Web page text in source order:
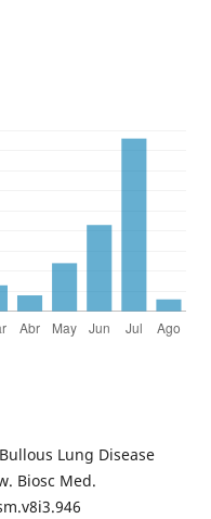
Lung Disease
Biosc Med.